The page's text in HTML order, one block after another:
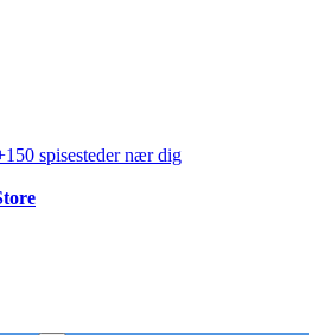
spisesteder nær dig